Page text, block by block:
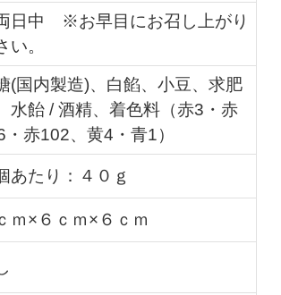
日中 ※お早目にお召し上がり
い。
(国内製造)、白餡、小豆、求肥
水飴 / 酒精、着色料（赤3・赤
・赤102、黄4・青1）
あたり：４０ｇ
ｍ×６ｃｍ×６ｃｍ